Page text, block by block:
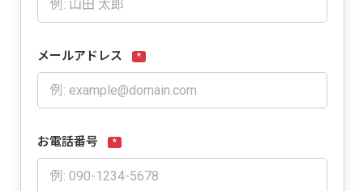
メールアドレス *
お電話番号 *